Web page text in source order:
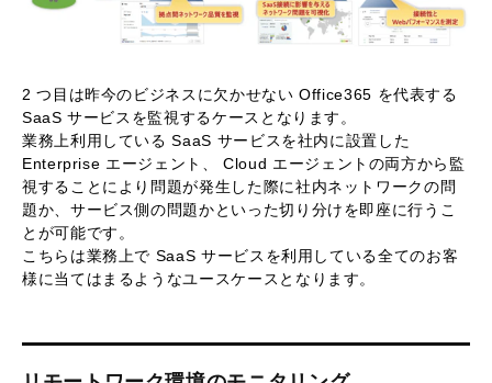
2 つ目は昨今のビジネスに欠かせない Office365 を代表する
SaaS サービスを監視するケースとなります。
業務上利用している SaaS サービスを社内に設置した
Enterprise エージェント、 Cloud エージェントの両方から監
視することにより問題が発生した際に社内ネットワークの問
題か、サービス側の問題かといった切り分けを即座に行うこ
とが可能です。
こちらは業務上で SaaS サービスを利用している全てのお客
様に当てはまるようなユースケースとなります。